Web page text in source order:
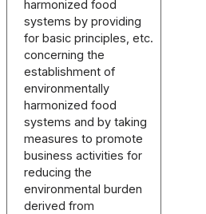
harmonized food
systems by providing
for basic principles, etc.
concerning the
establishment of
environmentally
harmonized food
systems and by taking
measures to promote
business activities for
reducing the
environmental burden
derived from